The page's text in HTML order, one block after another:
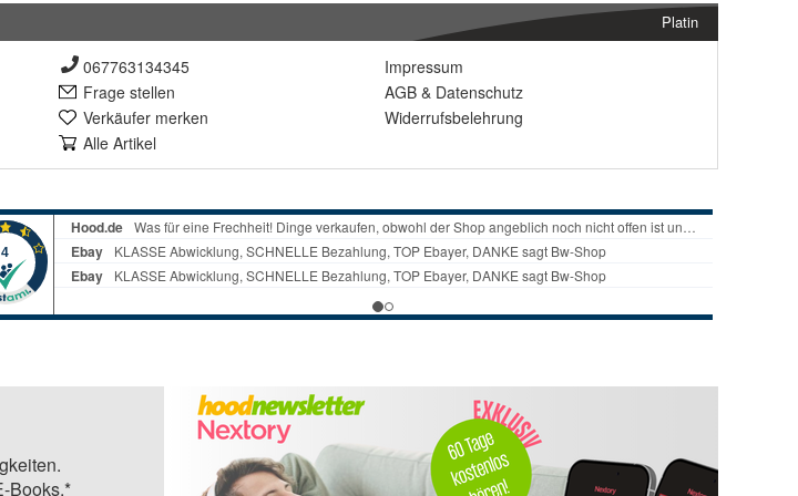
Platin
067763134345
Frage stellen
Verkäufer merken
Alle Artikel
Impressum
AGB & Datenschutz
Widerrufsbelehrung
Books.*